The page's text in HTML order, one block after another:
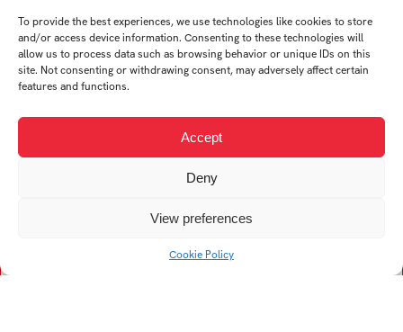
To provide the best experiences, we use technologies like cookies to store
and/or access device information. Consenting to these technologies will
allow us to process data such as browsing behavior or unique IDs on this
site. Not consenting or withdrawing consent, may adversely affect certain
features and functions.
Accept
Deny
View preferences
Cookie Policy
Turek Karel
Tremer Ondřej
Trögler Daniel
Uždil Štěpán
Uhrin Tomáš
V